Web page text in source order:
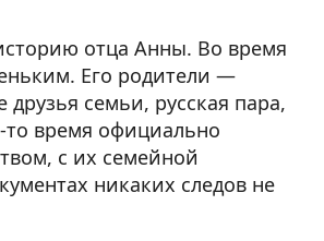
отца Анны. Во время
Его родители —
семьи, русская пара,
то время официально
с их семейной
никаких следов не